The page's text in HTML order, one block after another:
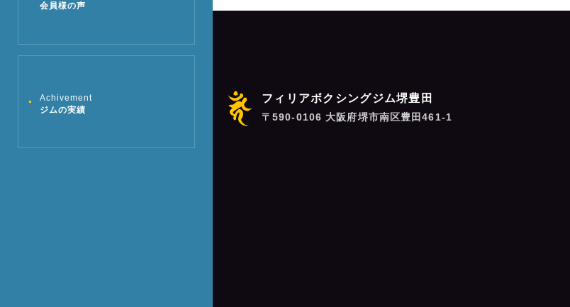
会員様の声
Achivement
ジムの実績
ン
フィリアボクシングジム堺豊田
〒590-0106 大阪府堺市南区豊田461-1